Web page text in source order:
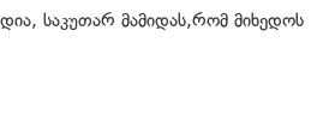
საკუთარ მამიდას,რომ მიხედოს